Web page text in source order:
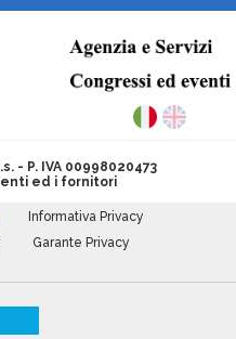
- P. IVA 00998020473
ed i fornitori
Informativa Privacy
Garante Privacy